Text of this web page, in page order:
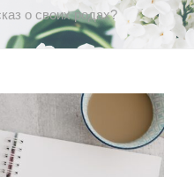
о своих родах?